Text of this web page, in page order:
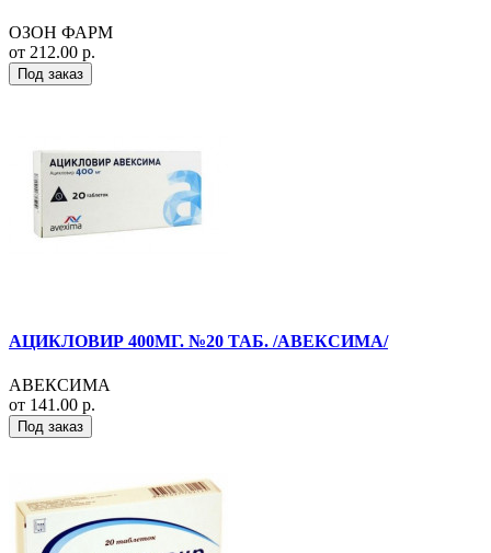
ОЗОН ФАРМ
от 212.00 р.
Под заказ
АЦИКЛОВИР 400МГ. №20 ТАБ. /АВЕКСИМА/
АВЕКСИМА
от 141.00 р.
Под заказ